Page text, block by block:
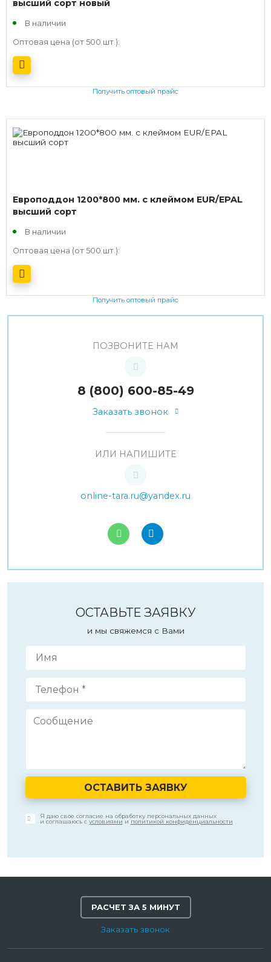
высший сорт новый
В наличии
Оптовая цена (от 500 шт.):
Получить оптовый прайс
Европоддон 1200*800 мм. с клеймом EUR/EPAL
высший сорт
В наличии
Оптовая цена (от 500 шт.):
Получить оптовый прайс
ПОЗВОНИТЕ НАМ
8 (800) 600-85-49
Заказать звонок
ИЛИ НАПИШИТЕ
online-tara.ru@yandex.ru
ОСТАВЬТЕ ЗАЯВКУ
и мы свяжемся с Вами
ОСТАВИТЬ ЗАЯВКУ
Я даю свое согласие на обработку персональных данных
и соглашаюсь с условиямии политикой конфиденциальности
РАСЧЕТ ЗА 5 МИНУТ
Заказать звонок